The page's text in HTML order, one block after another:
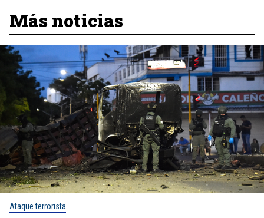
Más noticias
Ataque terrorista